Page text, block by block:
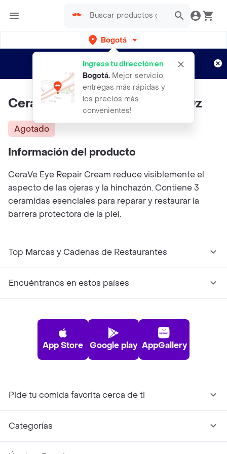
Bogotá
Ingresa tu dirección en
Bogotá. Mejor servicio,
entregas más rápidas y
los precios más
convenientes!
envíos gratis por semanas
Aplican TyC
CeraVe Eye Repair Cream 05 Oz
Agotado
Información del producto
CeraVe Eye Repair Cream reduce visiblemente el
aspecto de las ojeras y la hinchazón. Contiene 3
ceramidas esenciales para reparar y restaurar la
barrera protectora de la piel.
Top Marcas y Cadenas de Restaurantes
Encuéntranos en estos países
App Store Google play AppGallery
Pide tu comida favorita cerca de ti
Categorías